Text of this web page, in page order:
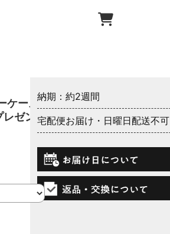
ケース
ゼン
納期：約2週間
宅配便お届け・日曜日配送不可